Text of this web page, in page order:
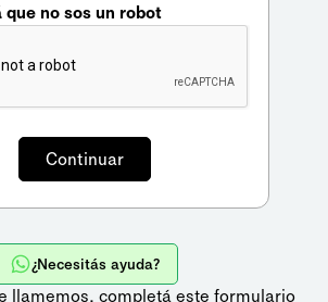
que no sos un robot
¿Necesitás ayuda?
llamemos, completá este formulario